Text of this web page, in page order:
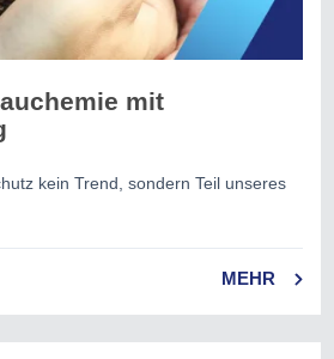
mit
kein Trend, sondern Teil unseres
MEHR